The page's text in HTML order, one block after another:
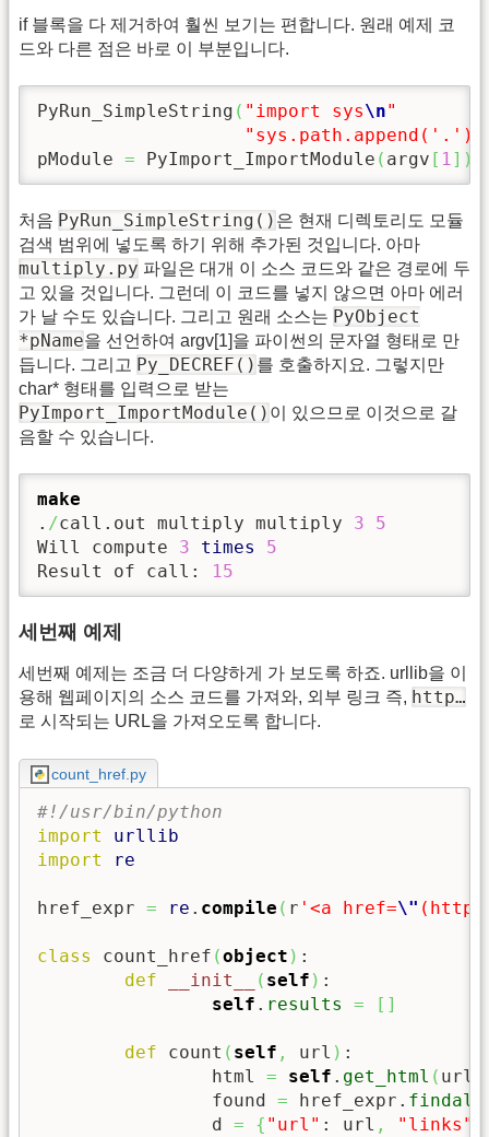
if 블록을 다 제거하여 훨씬 보기는 편합니다. 원래 예제 코
드와 다른 점은 바로 이 부분입니다.
PyRun_SimpleString ( "import sys\n"
"sys.path.append('.')
pModule = PyImport_ImportModule ( argv [ 1 ] )
처음 PyRun_SimpleString() 은 현재 디렉토리도 모듈
검색 범위에 넣도록 하기 위해 추가된 것입니다. 아마
multiply.py 파일은 대개 이 소스 코드와 같은 경로에 두
고 있을 것입니다. 그런데 이 코드를 넣지 않으면 아마 에러
가 날 수도 있습니다. 그리고 원래 소스는 PyObject
*pName을 선언하여 argv[1]을 파이썬의 문자열 형태로 만
듭니다. 그리고 Py_DECREF() 를 호출하지요. 그렇지만
char* 형태를 입력으로 받는
PyImport_ImportModule() 이 있으므로 이것으로 갈
음할 수 있습니다.
make
. /call.out multiply multiply 3
5
Will compute 3 times
5
Result of call:
15
세번째 예제
세번째 예제는 조금 더 다양하게 가 보도록 하죠. urllib을 이
용해 웹페이지의 소스 코드를 가져와, 외부 링크 즉, http…
로 시작되는 URL을 가져오도록 합니다.
count_href.py
#!/usr/bin/python
import
urllib
import
re
href_expr = re . compile ( r '<a href=\"
class count_href (object ) :
def
__init__ ( self ) :
self . results = [ ]
def count ( self , url ) :
		html
= self . get_html ( url
		found
= href_expr. findall
		d
= { "url" : url , "links"